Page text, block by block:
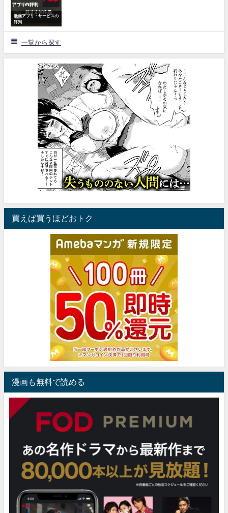
漫画アプリ・サービスの
評判
一覧から探す
買えば買うほどおトク
漫画も無料で読める